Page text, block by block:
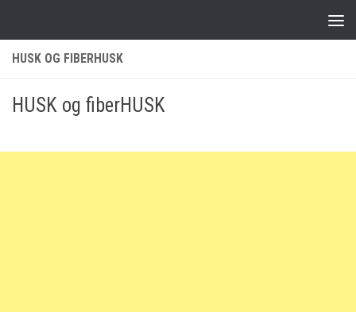
HUSK OG FIBERHUSK
HUSK og fiberHUSK